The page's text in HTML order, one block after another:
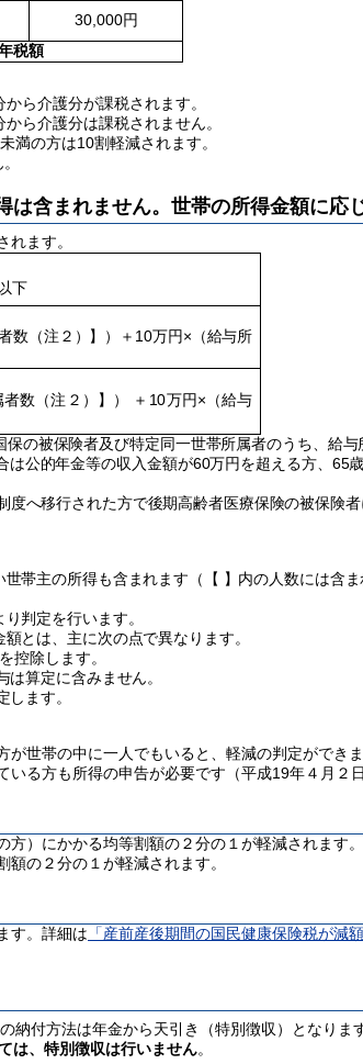
30,000円
税額
ら介護分が課税されます。
ら介護分は課税されません。
満の方は10割軽減されます。
含まれません。世帯の所得金額に応
ます。
下
数（注２）】）＋10万円×（給与所
数（注２）】） ＋10万円×（給与
保の被保険者及び特定同一世帯所属者のうち、給
公的年金等の収入金額が60万円を超える方、65
度へ移行された方で後期高齢者医療保険の被保険
帯主の所得も含まれます（【 】内の人数には含ま
判定を行います。
額とは、主に次の点で異なります。
を控除します。
は算定に含みません。
します。
世帯の中に一人でもいると、軽減の判定ができま
いる方も所得の申告が必要です（平成19年 ４月２
方）にかかる均等割額の２分の１が軽減されます。
額の２分の１が軽減されます。
す。詳細は 「産前産後期間の国民健康保険税が減
付方法は年金から天引き（特別徴収）となります
は、特別徴収は行いません。